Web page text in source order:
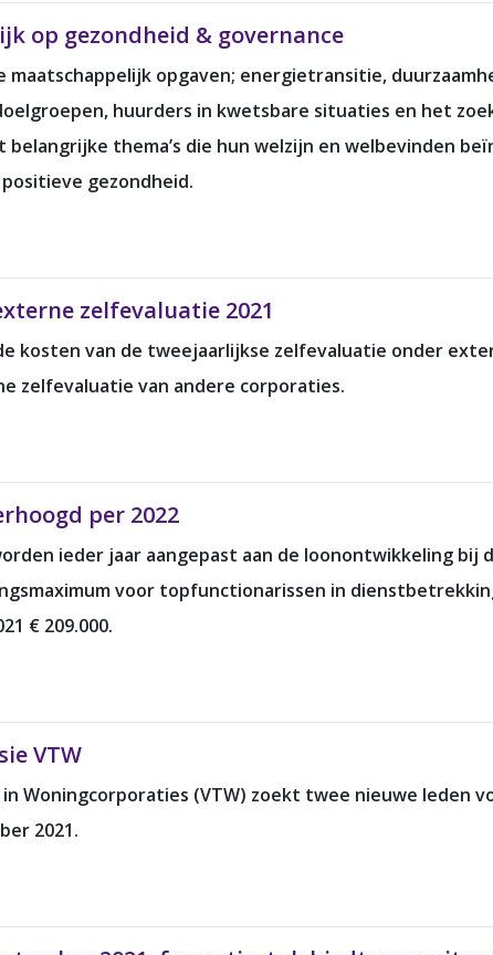
op gezondheid & governance
opgaven; energietransitie,
huurders in kwetsbare situaties en het
thema’s die hun welzijn en welbevinden
gezondheid.
zelfevaluatie 2021
kosten van de tweejaarlijkse zelfevaluatie onder
zelfevaluatie van andere corporaties.
per 2022
ieder jaar aangepast aan de loonontwikkeling bij
voor topfunctionarissen in
€ 209.000.
VTW
Woningcorporaties (VTW) zoekt twee nieuwe leden
2021.